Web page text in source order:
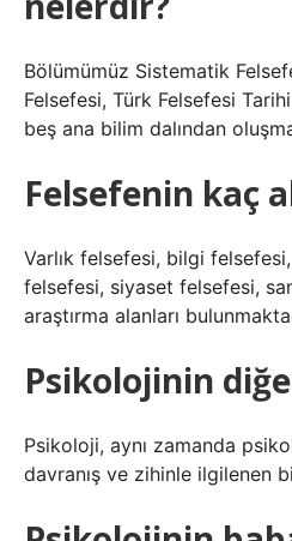
Bölümümüz Sistematik
Felsefesi, Türk Felsefesi
beş ana bilim dalından
Felsefenin kaç
Varlık felsefesi, bilgi
felsefesi, siyaset felsefesi,
araştırma alanları
Psikolojinin
Psikoloji, aynı zamanda
davranış ve zihinle ilgilenen